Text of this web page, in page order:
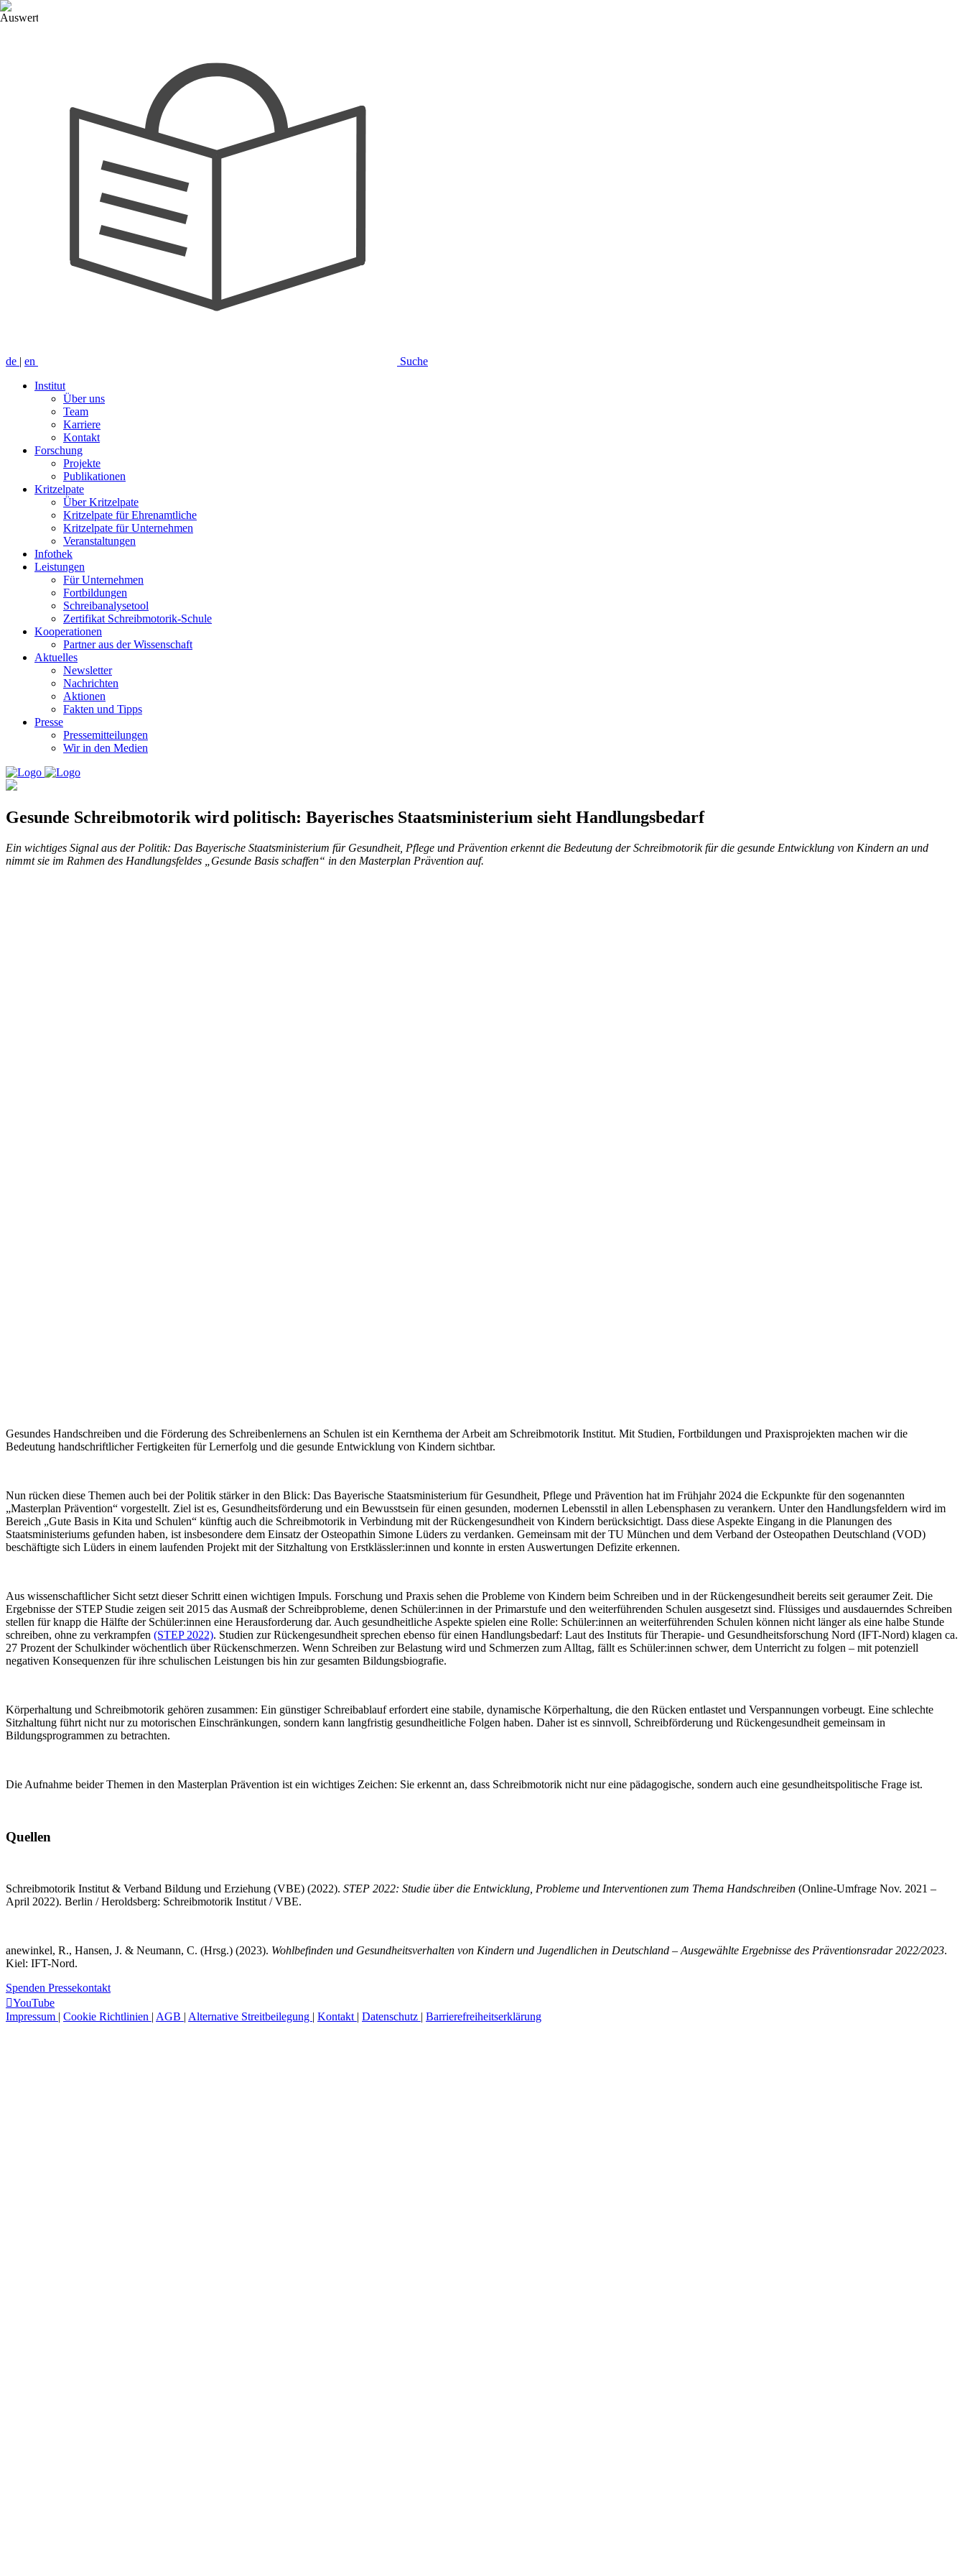
de | en
Suche
Institut
Über uns
Team
Karriere
Kontakt
Forschung
Projekte
Publikationen
Kritzelpate
Über Kritzelpate
Kritzelpate für Ehrenamtliche
Kritzelpate für Unternehmen
Veranstaltungen
Infothek
Leistungen
Für Unternehmen
Fortbildungen
Schreibanalysetool
Zertifikat Schreibmotorik-Schule
Kooperationen
Partner aus der Wissenschaft
Aktuelles
Newsletter
Nachrichten
Aktionen
Fakten und Tipps
Presse
Pressemitteilungen
Wir in den Medien
Gesunde Schreibmotorik wird politisch: Bayerisches Staatsministerium sieht Handlungsbedarf
Ein wichtiges Signal aus der Politik: Das Bayerische Staatsministerium für Gesundheit, Pflege und Prävention erkennt die Bedeutung der Schreibmotorik für die gesunde Entwicklung von Kindern an und
nimmt sie im Rahmen des Handlungsfeldes „Gesunde Basis schaffen“ in den Masterplan Prävention auf.
Gesundes Handschreiben und die Förderung des Schreibenlernens an Schulen ist ein Kernthema der Arbeit am Schreibmotorik Institut. Mit Studien, Fortbildungen und Praxisprojekten machen wir die
Bedeutung handschriftlicher Fertigkeiten für Lernerfolg und die gesunde Entwicklung von Kindern sichtbar.
Nun rücken diese Themen auch bei der Politik stärker in den Blick: Das Bayerische Staatsministerium für Gesundheit, Pflege und Prävention hat im Frühjahr 2024 die Eckpunkte für den sogenannten
„Masterplan Prävention“ vorgestellt. Ziel ist es, Gesundheitsförderung und ein Bewusstsein für einen gesunden, modernen Lebensstil in allen Lebensphasen zu verankern. Unter den Handlungsfeldern wird im
Bereich „Gute Basis in Kita und Schulen“ künftig auch die Schreibmotorik in Verbindung mit der Rückengesundheit von Kindern berücksichtigt. Dass diese Aspekte Eingang in die Planungen des
Staatsministeriums gefunden haben, ist insbesondere dem Einsatz der Osteopathin Simone Lüders zu verdanken. Gemeinsam mit der TU München und dem Verband der Osteopathen Deutschland (VOD)
beschäftigte sich Lüders in einem laufenden Projekt mit der Sitzhaltung von Erstklässler:innen und konnte in ersten Auswertungen Defizite erkennen.
Aus wissenschaftlicher Sicht setzt dieser Schritt einen wichtigen Impuls. Forschung und Praxis sehen die Probleme von Kindern beim Schreiben und in der Rückengesundheit bereits seit geraumer Zeit. Die
Ergebnisse der STEP Studie zeigen seit 2015 das Ausmaß der Schreibprobleme, denen Schüler:innen in der Primarstufe und den weiterführenden Schulen ausgesetzt sind. Flüssiges und ausdauerndes Schreiben
stellen für knapp die Hälfte der Schüler:innen eine Herausforderung dar. Auch gesundheitliche Aspekte spielen eine Rolle: Schüler:innen an weiterführenden Schulen können nicht länger als eine halbe Stunde
schreiben, ohne zu verkrampfen (STEP 2022). Studien zur Rückengesundheit sprechen ebenso für einen Handlungsbedarf: Laut des Instituts für Therapie- und Gesundheitsforschung Nord (IFT-Nord) klagen ca.
27 Prozent der Schulkinder wöchentlich über Rückenschmerzen. Wenn Schreiben zur Belastung wird und Schmerzen zum Alltag, fällt es Schüler:innen schwer, dem Unterricht zu folgen – mit potenziell
negativen Konsequenzen für ihre schulischen Leistungen bis hin zur gesamten Bildungsbiografie.
Körperhaltung und Schreibmotorik gehören zusammen: Ein günstiger Schreibablauf erfordert eine stabile, dynamische Körperhaltung, die den Rücken entlastet und Verspannungen vorbeugt. Eine schlechte
Sitzhaltung führt nicht nur zu motorischen Einschränkungen, sondern kann langfristig gesundheitliche Folgen haben. Daher ist es sinnvoll, Schreibförderung und Rückengesundheit gemeinsam in
Bildungsprogrammen zu betrachten.
Die Aufnahme beider Themen in den Masterplan Prävention ist ein wichtiges Zeichen: Sie erkennt an, dass Schreibmotorik nicht nur eine pädagogische, sondern auch eine gesundheitspolitische Frage ist.
Quellen
Schreibmotorik Institut & Verband Bildung und Erziehung (VBE) (2022). STEP 2022: Studie über die Entwicklung, Probleme und Interventionen zum Thema Handschreiben (Online-Umfrage Nov. 2021 –
April 2022). Berlin / Heroldsberg: Schreibmotorik Institut / VBE.
anewinkel, R., Hansen, J. & Neumann, C. (Hrsg.) (2023). Wohlbefinden und Gesundheitsverhalten von Kindern und Jugendlichen in Deutschland – Ausgewählte Ergebnisse des Präventionsradar 2022/2023.
Kiel: IFT-Nord.
Spenden Pressekontakt
YouTube
Impressum | Cookie Richtlinien | AGB | Alternative Streitbeilegung | Kontakt | Datenschutz | Barrierefreiheitserklärung